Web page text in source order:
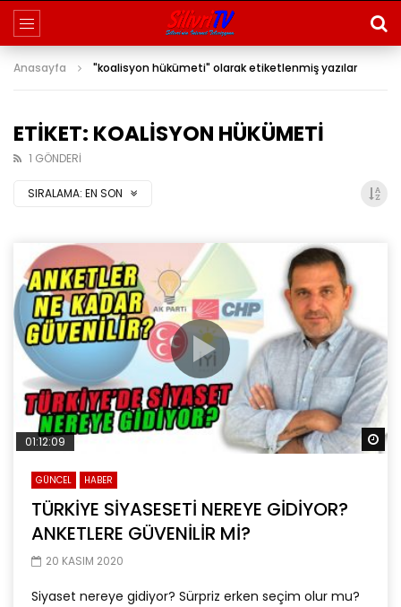
Anasayfa "koalisyon hükümeti" olarak etiketlenmiş yazılar
ETIKET: KOALISYON HÜKÜMETI
1 GÖNDERI
SIRALAMA: EN SON
01:12:09
GÜNCEL HABER
TÜRKİYE SİYASESETİ NEREYE GİDİYOR?
ANKETLERE GÜVENİLİR Mİ?
20 KASIM 2020
Siyaset nereye gidiyor? Sürpriz erken seçim olur mu?